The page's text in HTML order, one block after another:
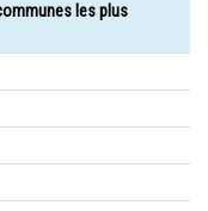
les plus